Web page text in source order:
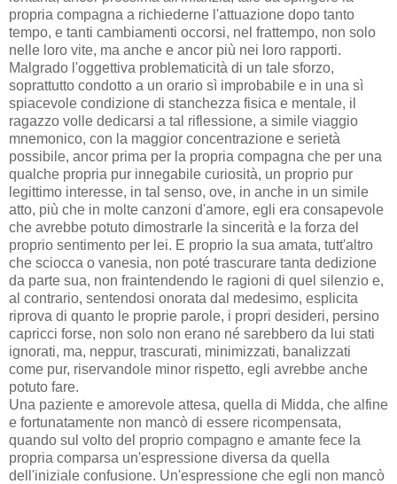
propria compagna a richiederne l'attuazione dopo tanto
tempo, e tanti cambiamenti occorsi, nel frattempo, non solo
nelle loro vite, ma anche e ancor più nei loro rapporti.
Malgrado l'oggettiva problematicità di un tale sforzo,
soprattutto condotto a un orario sì improbabile e in una sì
spiacevole condizione di stanchezza fisica e mentale, il
ragazzo volle dedicarsi a tal riflessione, a simile viaggio
mnemonico, con la maggior concentrazione e serietà
possibile, ancor prima per la propria compagna che per una
qualche propria pur innegabile curiosità, un proprio pur
legittimo interesse, in tal senso, ove, in anche in un simile
atto, più che in molte canzoni d'amore, egli era consapevole
che avrebbe potuto dimostrarle la sincerità e la forza del
proprio sentimento per lei. E proprio la sua amata, tutt'altro
che sciocca o vanesia, non poté trascurare tanta dedizione
da parte sua, non fraintendendo le ragioni di quel silenzio e,
al contrario, sentendosi onorata dal medesimo, esplicita
riprova di quanto le proprie parole, i propri desideri, persino
capricci forse, non solo non erano né sarebbero da lui stati
ignorati, ma, neppur, trascurati, minimizzati, banalizzati
come pur, riservandole minor rispetto, egli avrebbe anche
potuto fare.
Una paziente e amorevole attesa, quella di Midda, che alfine
e fortunatamente non mancò di essere ricompensata,
quando sul volto del proprio compagno e amante fece la
propria comparsa un'espressione diversa da quella
dell'iniziale confusione. Un'espressione che egli non mancò